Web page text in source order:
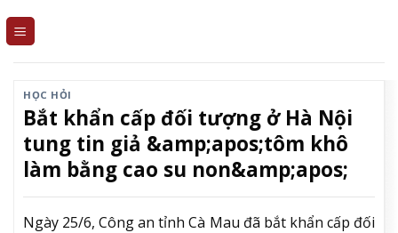
HỌC HỎI
Bắt khẩn cấp đối tượng ở Hà Nội
tung tin giả &amp;apos;tôm khô
làm bằng cao su non&amp;apos;
Ngày 25/6, Công an tỉnh Cà Mau đã bắt khẩn cấp đối